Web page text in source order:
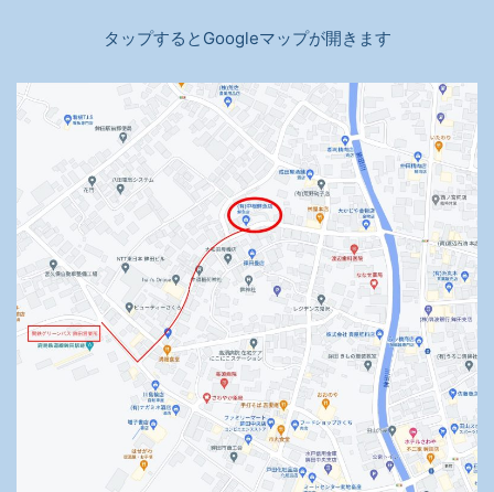
タップするとGoogleマップが開きます